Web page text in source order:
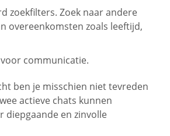
zoekfilters. Zoek naar andere
overeenkomsten zoals leeftijd,
communicatie.
ben je misschien niet tevreden
actieve chats kunnen
diepgaande en zinvolle